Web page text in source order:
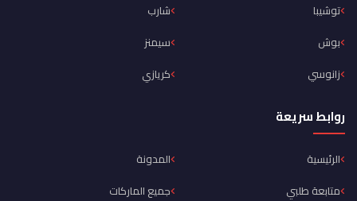
توشيبا
شارب
بوش
سيمنز
زانوسي
كريازي
روابط سريعة
الرئيسية
المدونة
متابعة طلبي
جميع الماركات